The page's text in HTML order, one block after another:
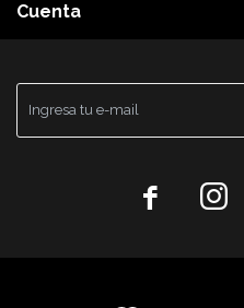
 
Cuenta